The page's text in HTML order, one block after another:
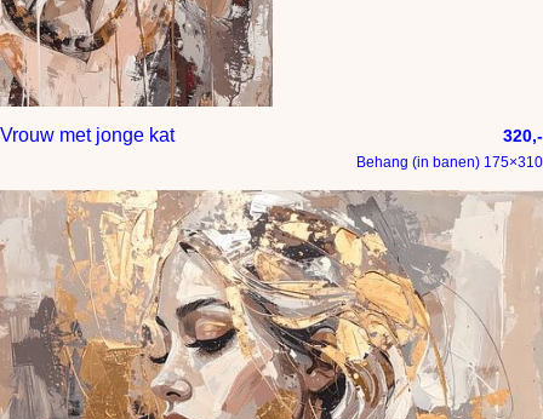
Vrouw met jonge kat 320,-
Behang (in banen) 175×310